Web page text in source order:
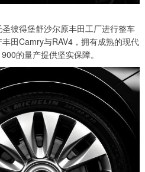
彼得堡舒沙尔原丰田工厂进行整车
田Camry与RAV4，拥有成熟的现代
的量产提供坚实保障。